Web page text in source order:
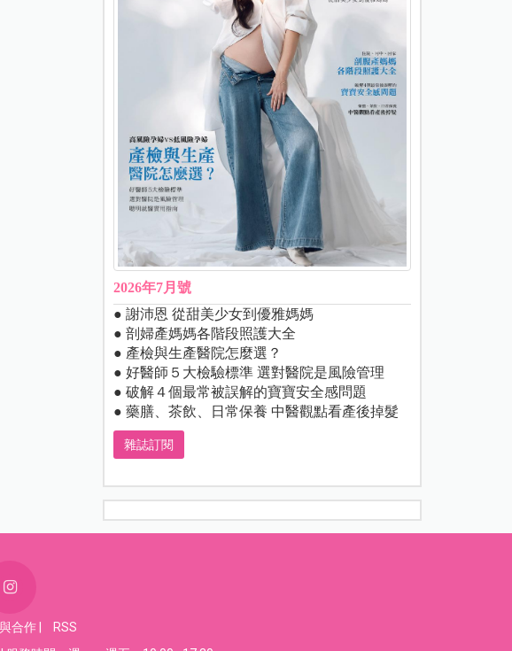
2026年7月號
● 謝沛恩 從甜美少女到優雅媽媽
● 剖婦產媽媽各階段照護大全
● 產檢與生產醫院怎麼選？
● 好醫師５大檢驗標準 選對醫院是風險管理
● 破解４個最常被誤解的寶寶安全感問題
● 藥膳、茶飲、日常保養 中醫觀點看產後掉髮
雜誌訂閱
合作
RSS